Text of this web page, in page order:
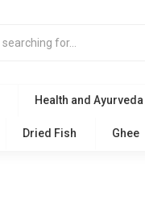
Health and Ayurveda
Dried Fish Ghee